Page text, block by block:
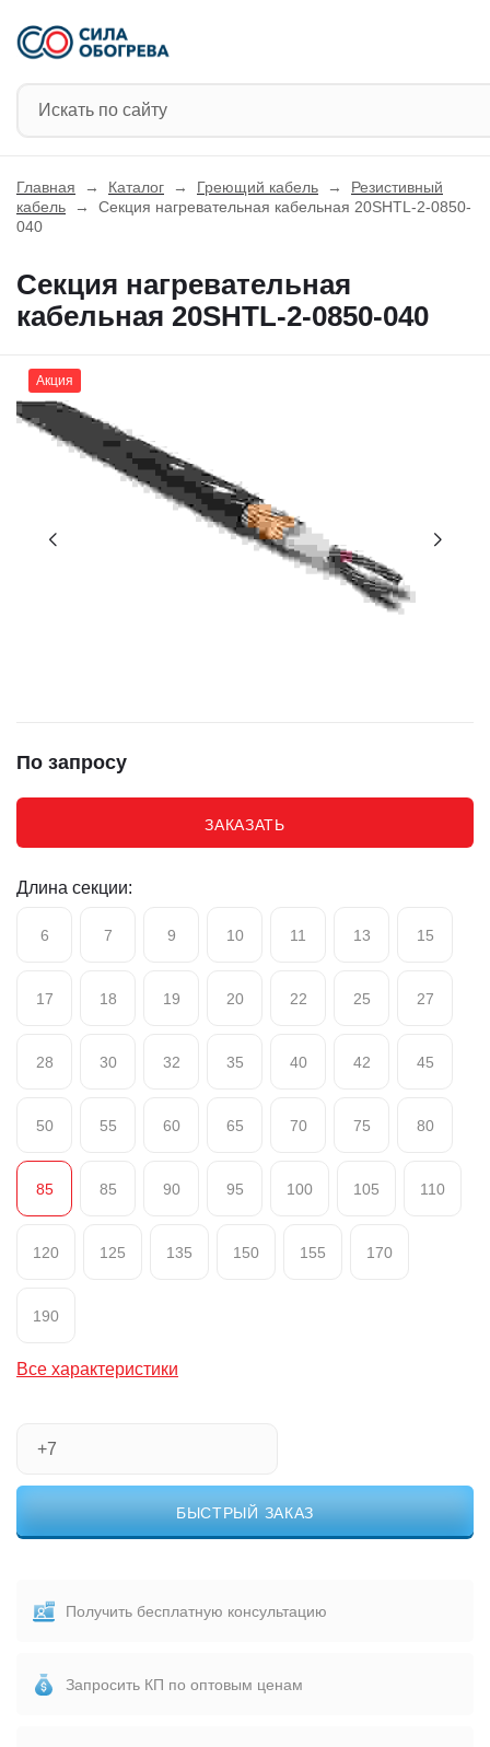
Главная → Каталог → Греющий кабель →
Резистивный
кабель
→
Секция нагревательная кабельная 20SHTL-2-0850-
040
Секция нагревательная
кабельная 20SHTL-2-0850-040
Акция
По запросу
ЗАКАЗАТЬ
Длина секции:
6 7 9 10 11 13 15
17 18 19 20 22 25 27
28 30 32 35 40 42 45
50 55 60 65 70 75 80
85 85 90 95 100 105 110
120 125 135 150 155 170
190
Все характеристики
БЫСТРЫЙ ЗАКАЗ
Получить бесплатную консультацию
Запросить КП по оптовым ценам